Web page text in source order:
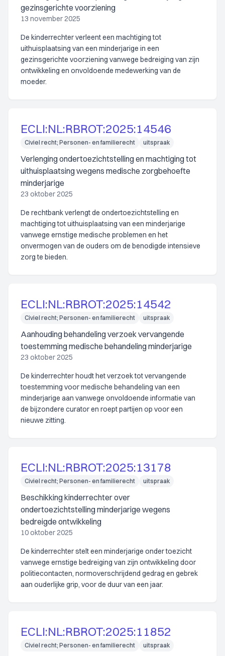
gezinsgerichte voorziening
13 november 2025
De kinderrechter verleent een machtiging tot
uithuisplaatsing van een minderjarige in een
gezinsgerichte voorziening vanwege bedreiging van zijn
ontwikkeling en onvoldoende medewerking van de
moeder.
ECLI:NL:RBROT:2025:14546
Civiel recht; Personen- en familierecht uitspraak
Verlenging ondertoezichtstelling en machtiging tot
uithuisplaatsing wegens medische zorgbehoefte
minderjarige
23 oktober 2025
De rechtbank verlengt de ondertoezichtstelling en
machtiging tot uithuisplaatsing van een minderjarige
vanwege ernstige medische problemen en het
onvermogen van de ouders om de benodigde intensieve
zorg te bieden.
ECLI:NL:RBROT:2025:14542
Civiel recht; Personen- en familierecht uitspraak
Aanhouding behandeling verzoek vervangende
toestemming medische behandeling minderjarige
23 oktober 2025
De kinderrechter houdt het verzoek tot vervangende
toestemming voor medische behandeling van een
minderjarige aan vanwege onvoldoende informatie van
de bijzondere curator en roept partijen op voor een
nieuwe zitting.
ECLI:NL:RBROT:2025:13178
Civiel recht; Personen- en familierecht uitspraak
Beschikking kinderrechter over
ondertoezichtstelling minderjarige wegens
bedreigde ontwikkeling
10 oktober 2025
De kinderrechter stelt een minderjarige onder toezicht
vanwege ernstige bedreiging van zijn ontwikkeling door
politiecontacten, normoverschrijdend gedrag en gebrek
aan ouderlijke grip, voor de duur van een jaar.
ECLI:NL:RBROT:2025:11852
Civiel recht; Personen- en familierecht uitspraak